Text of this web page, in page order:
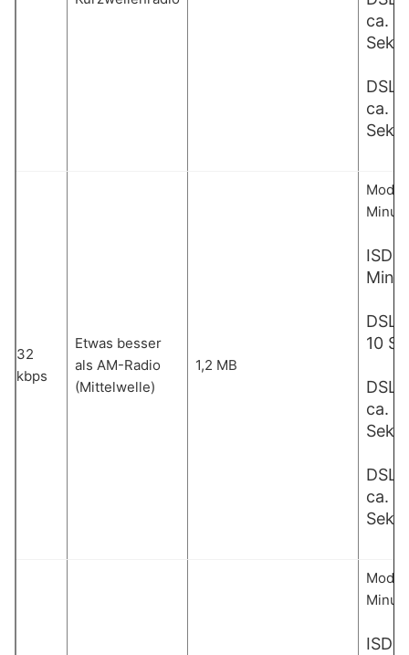
ca.
DSL
ca. 1
32
kbps
Etwas besser
als AM-Radio
(Mittelwelle)
1,2 MB
DSL
10
DSL
ca. 5
DSL
ca.